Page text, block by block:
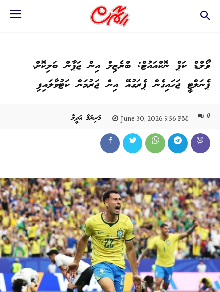
ވޯލްޑް ކަޕް ނޮކްއައުޓް: ބްރެޒިލް އިން ޖަޕާން ބަލިކޮށް،
ޕެނަލްޓީ ޖަހައިގެން ޕެރަގުއޭ އިން ޖަރުމަން ކަޓުވާލައިފި
މަރިޔަމް އަދީލާ June 30, 2026 5:56 PM 0